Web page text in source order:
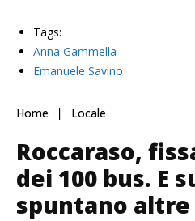
Tags:
Anna Gammella
Emanuele Savino
Home Locale
Roccaraso,
dei 100 bus. E
spuntano